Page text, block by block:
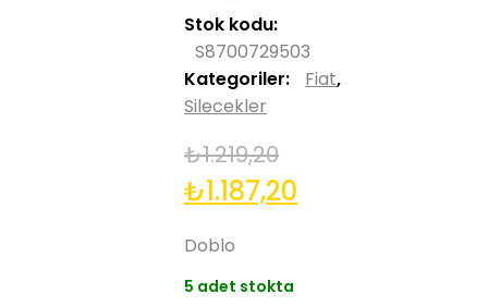
Stok kodu:
S8700729503
Kategoriler:
Fiat,
Silecekler
₺1.219,20
Orijinal
₺1.187,20
Doblo
5 adet stokta